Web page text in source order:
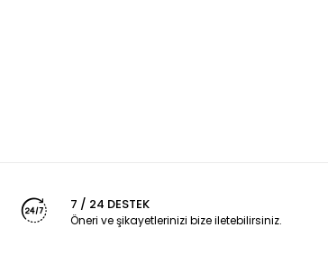
7 / 24 DESTEK
Öneri ve şikayetlerinizi bize iletebilirsiniz.